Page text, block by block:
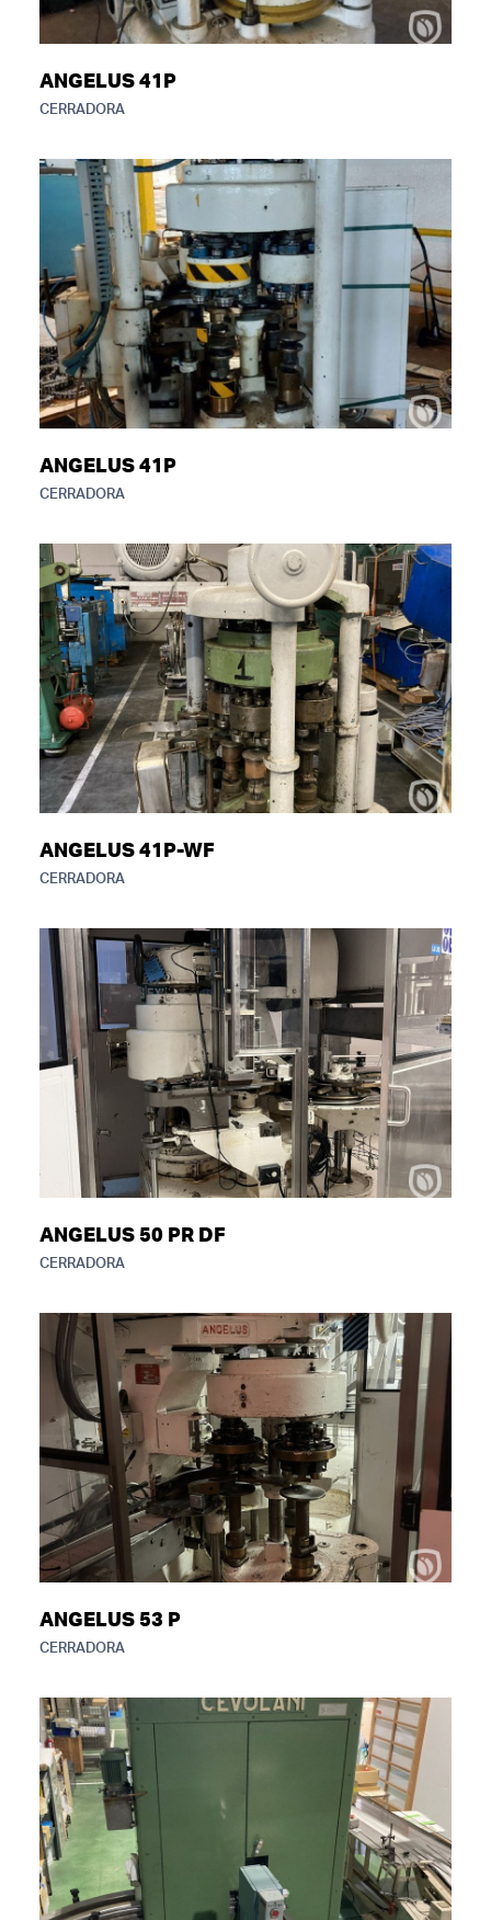
ANGELUS 41P
CERRADORA
ANGELUS 41P
CERRADORA
ANGELUS 41P-WF
CERRADORA
ANGELUS 50 PR DF
CERRADORA
ANGELUS 53 P
CERRADORA